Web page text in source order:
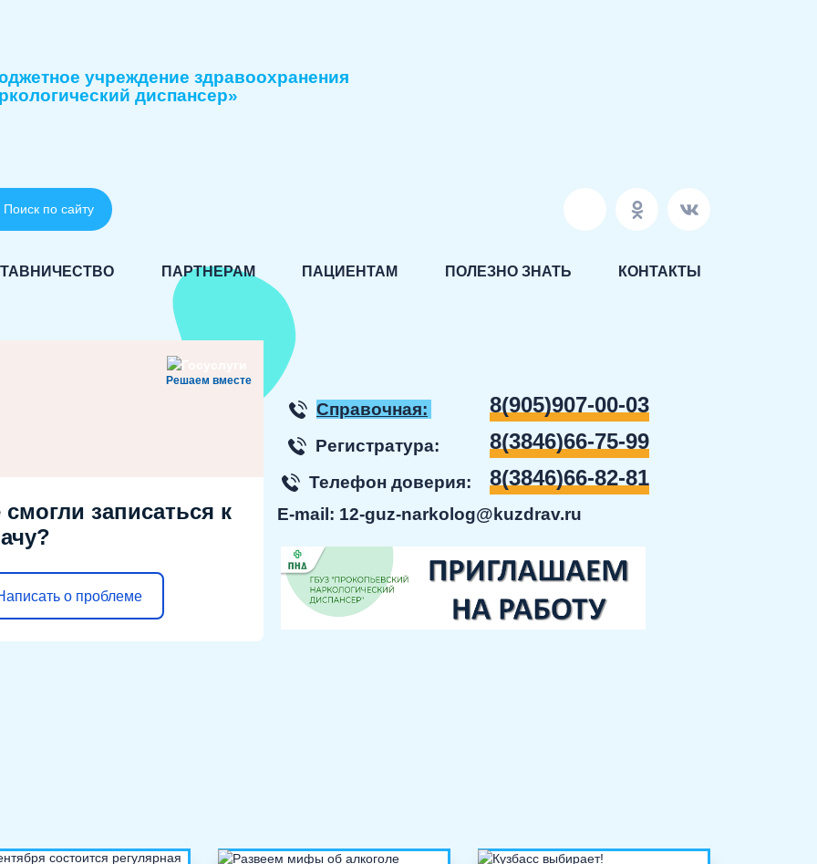
учреждение здравоохранения
диспансер»
Поиск по сайту
ПАРТНЕРАМ ПАЦИЕНТАМ ПОЛЕЗНО ЗНАТЬ КОНТАКТЫ
Решаем вместе
смогли записаться к
о проблеме
Справочная: 8(905)907-00-03
Регистратура: 8(3846)66-75-99
Телефон доверия: 8(3846)66-82-81
E-mail: 12-guz-narkolog@kuzdrav.ru